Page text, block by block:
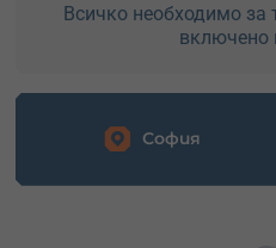
Всичко необходимо за
включено
София